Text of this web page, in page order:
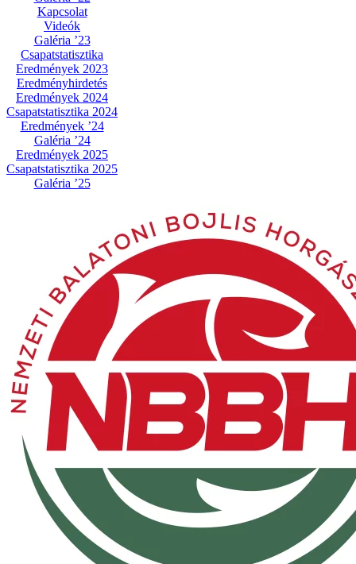
Kapcsolat
Videók
Galéria ’23
Csapatstatisztika
Eredmények 2023
Eredményhirdetés
Eredmények 2024
Csapatstatisztika 2024
Eredmények ’24
Galéria ’24
Eredmények 2025
Csapatstatisztika 2025
Galéria ’25